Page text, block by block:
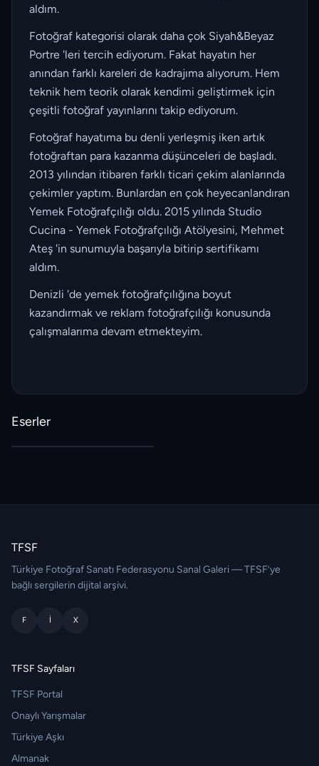
aldım.
Fotoğraf kategorisi olarak daha çok Siyah&Beyaz
Portre 'leri tercih ediyorum. Fakat hayatın her
anından farklı kareleri de kadrajıma alıyorum. Hem
teknik hem teorik olarak kendimi geliştirmek için
çeşitli fotoğraf yayınlarını takip ediyorum.
Fotoğraf hayatıma bu denli yerleşmiş iken artık
fotoğraftan para kazanma düşünceleri de başladı.
2013 yılından itibaren farklı ticari çekim alanlarında
çekimler yaptım. Bunlardan en çok heyecanlandıran
Yemek Fotoğrafçılığı oldu. 2015 yılında Studio
Cucina - Yemek Fotoğrafçılığı Atölyesini, Mehmet
Ateş 'in sunumuyla başarıyla bitirip sertifikamı
aldım.
Denizli 'de yemek fotoğrafçılığına boyut
kazandırmak ve reklam fotoğrafçılığı konusunda
çalışmalarıma devam etmekteyim.
Eserler
TFSF
Türkiye Fotoğraf Sanatı Federasyonu Sanal Galeri — TFSF’ye
bağlı sergilerin dijital arşivi.
F I X
TFSF Sayfaları
TFSF Portal
Onaylı Yarışmalar
Türkiye Aşkı
Almanak